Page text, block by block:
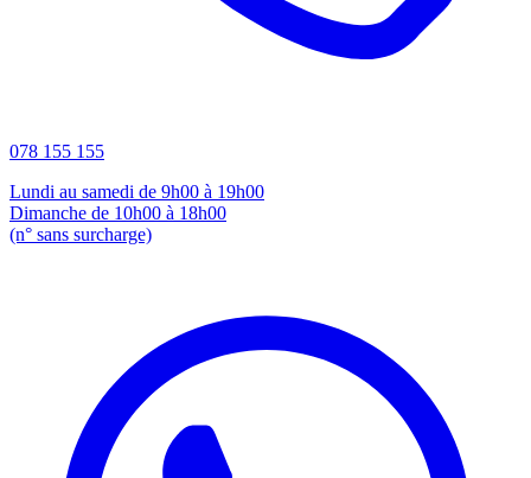
078 155 155
Lundi au samedi de 9h00 à 19h00
Dimanche de 10h00 à 18h00
(n° sans surcharge)